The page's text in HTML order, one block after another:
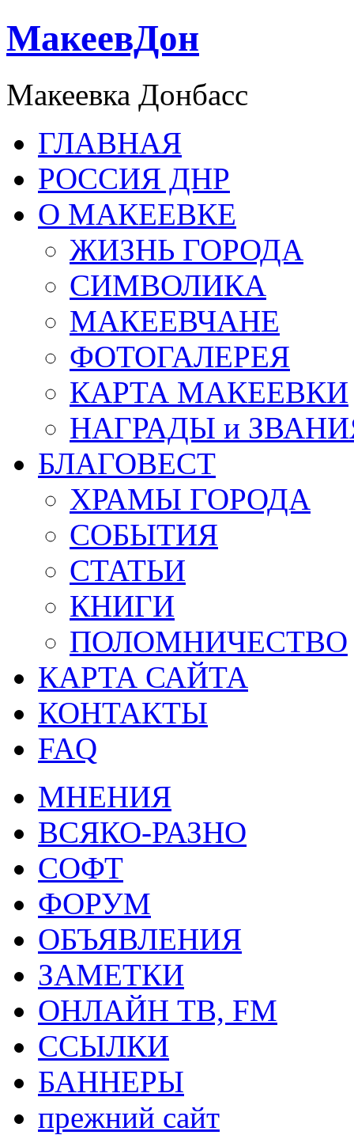
МакеевДон
Макеевка Донбасс
ГЛАВНАЯ
РОССИЯ ДНР
О МАКЕЕВКЕ
ЖИЗНЬ ГОРОДА
СИМВОЛИКА
МАКЕЕВЧАНЕ
ФОТОГАЛЕРЕЯ
КАРТА МАКЕЕВКИ
НАГРАДЫ и
БЛАГОВЕСТ
ХРАМЫ ГОРОДА
СОБЫТИЯ
СТАТЬИ
КНИГИ
ПОЛОМНИЧЕСТВО
КАРТА САЙТА
КОНТАКТЫ
FAQ
МНЕНИЯ
ВСЯКО-РАЗНО
СОФТ
ФОРУМ
ОБЪЯВЛЕНИЯ
ЗАМЕТКИ
ОНЛАЙН ТВ, FM
ССЫЛКИ
БАННЕРЫ
прежний сайт